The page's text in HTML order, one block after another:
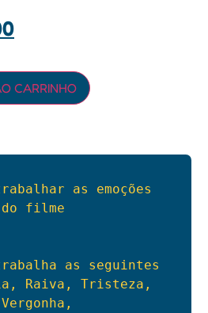
CARRINHO
as emoções
do filme
as seguintes
Raiva, Tristeza,